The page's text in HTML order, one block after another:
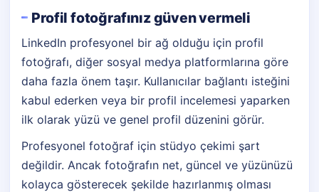
Profil fotoğrafınız güven vermeli
LinkedIn profesyonel bir ağ olduğu için profil
fotoğrafı, diğer sosyal medya platformlarına göre
daha fazla önem taşır. Kullanıcılar bağlantı isteğini
kabul ederken veya bir profil incelemesi yaparken
ilk olarak yüzü ve genel profil düzenini görür.
Profesyonel fotoğraf için stüdyo çekimi şart
değildir. Ancak fotoğrafın net, güncel ve yüzünüzü
kolayca gösterecek şekilde hazırlanmış olması